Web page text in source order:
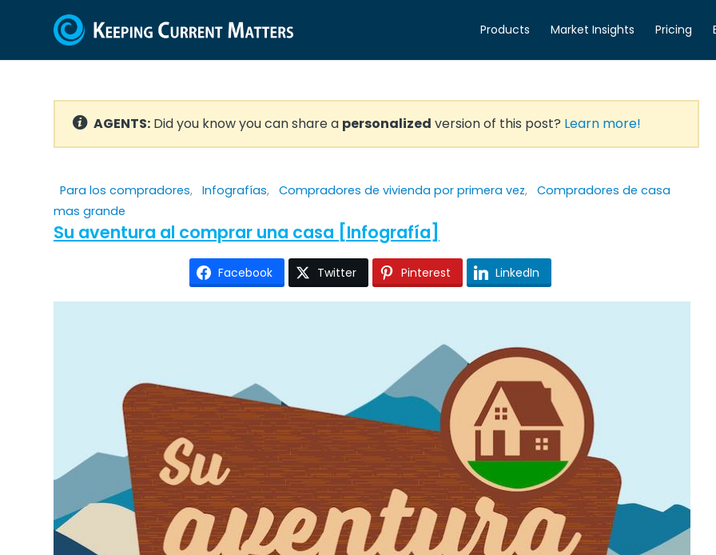
Products Market Insights Pricing
AGENTS: Did you know you can share a personalized version of this post? Learn more!
Para los compradores, Infografías, Compradores de vivienda por primera vez, Compradores de casa
mas grande
Su aventura al comprar una casa [Infografía]
Facebook Twitter Pinterest LinkedIn